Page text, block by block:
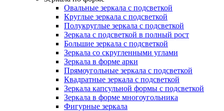
Овальные зеркала с подсветкой
Круглые зеркала с подсветкой
Полукруглые зеркала с подсветкой
Зеркала с подсветкой в полный рост
Большие зеркала с подсветкой
Зеркала со скругленными углами
Зеркала в форме арки
Прямоугольные зеркала с подсветкой
Квадратные зеркала с подсветкой
Зеркала капсульной формы с подсветкой
Зеркала в форме многоугольника
Фигурные зеркала